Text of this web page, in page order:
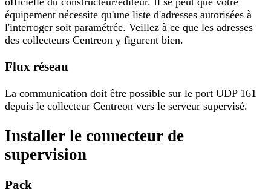
équipement nécessite qu'une liste d'adresses autorisées à
l'interroger soit paramétrée. Veillez à ce que les adresses
des collecteurs Centreon y figurent bien.
Flux réseau
La communication doit être possible sur le port UDP 161
depuis le collecteur Centreon vers le serveur supervisé.
Installer le connecteur de
supervision
Pack